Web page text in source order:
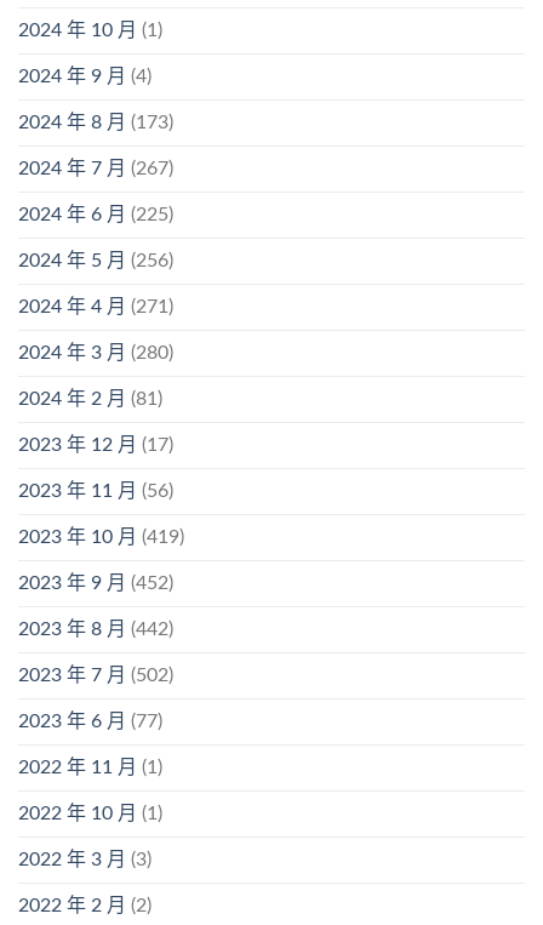
2024 年 10 月 (1)
2024 年 9 月 (4)
2024 年 8 月 (173)
2024 年 7 月 (267)
2024 年 6 月 (225)
2024 年 5 月 (256)
2024 年 4 月 (271)
2024 年 3 月 (280)
2024 年 2 月 (81)
2023 年 12 月 (17)
2023 年 11 月 (56)
2023 年 10 月 (419)
2023 年 9 月 (452)
2023 年 8 月 (442)
2023 年 7 月 (502)
2023 年 6 月 (77)
2022 年 11 月 (1)
2022 年 10 月 (1)
2022 年 3 月 (3)
2022 年 2 月 (2)